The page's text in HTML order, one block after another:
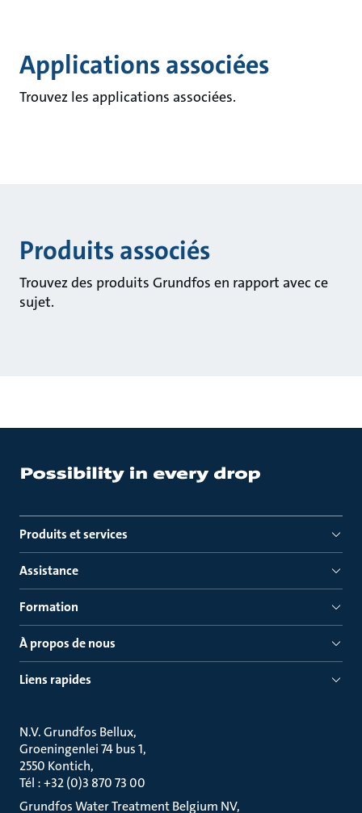
Applications associées
Trouvez les applications associées.
Produits associés
Trouvez des produits Grundfos en rapport avec ce
sujet.
Produits et services
Assistance
Formation
À propos de nous
Liens rapides
N.V. Grundfos Bellux
Groeningenlei 74 bus 1
2550 Kontich
Tél : +32 (0)3 870 73 00
Grundfos Water Treatment Belgium NV